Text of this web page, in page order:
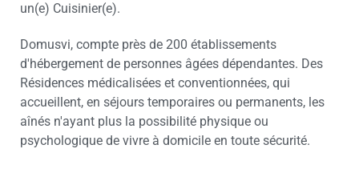
un(e) Cuisinier(e).
Domusvi, compte près de 200 établissements
d'hébergement de personnes âgées dépendantes. Des
Résidences médicalisées et conventionnées, qui
accueillent, en séjours temporaires ou permanents, les
aînés n'ayant plus la possibilité physique ou
psychologique de vivre à domicile en toute sécurité.